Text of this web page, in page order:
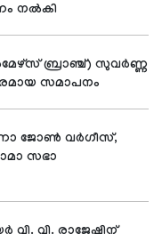
നല്‍കി
ബ്രാഞ്ച്) സുവര്‍ണ്ണ
സമാപനം
ജോണ്‍ വര്‍ഗീസ്,
സഭാ
വി. രാജേഷിന്